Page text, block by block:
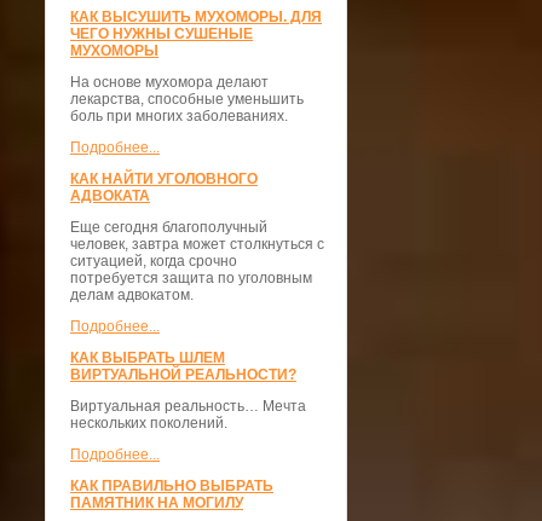
КАК ВЫСУШИТЬ МУХОМОРЫ. ДЛЯ
ЧЕГО НУЖНЫ СУШЕНЫЕ
МУХОМОРЫ
На основе мухомора делают
лекарства, способные уменьшить
боль при многих заболеваниях.
Подробнее...
КАК НАЙТИ УГОЛОВНОГО
АДВОКАТА
Еще сегодня благополучный
человек, завтра может столкнуться с
ситуацией, когда срочно
потребуется защита по уголовным
делам адвокатом.
Подробнее...
КАК ВЫБРАТЬ ШЛЕМ
ВИРТУАЛЬНОЙ РЕАЛЬНОСТИ?
Виртуальная реальность… Мечта
нескольких поколений.
Подробнее...
КАК ПРАВИЛЬНО ВЫБРАТЬ
ПАМЯТНИК НА МОГИЛУ